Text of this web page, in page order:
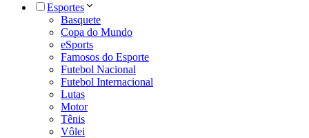
Esportes
Basquete
Copa do Mundo
eSports
Famosos do Esporte
Futebol Nacional
Futebol Internacional
Lutas
Motor
Tênis
Vôlei